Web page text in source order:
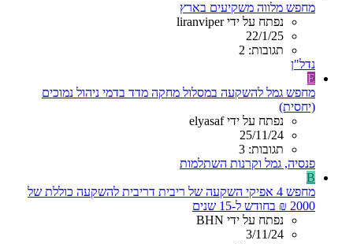
מחפש מלווה משקיעים בארץ
נפתח על ידי liranviper
22/1/25
תגובות: 2
נדל"ן
E
מחפש גמל להשקעה במסלול מחקה מדד בדמי ניהול נמוכים
(יחסית)
נפתח על ידי elyasaf
25/11/24
תגובות: 3
פנסיה, גמל וקרנות השתלמות
B
מחפש 4 אפיקי השקעה של ריבית דריבית להשקעה כוללת של
2000 ₪ בחודש ל-15 שנים
נפתח על ידי BHN
3/11/24